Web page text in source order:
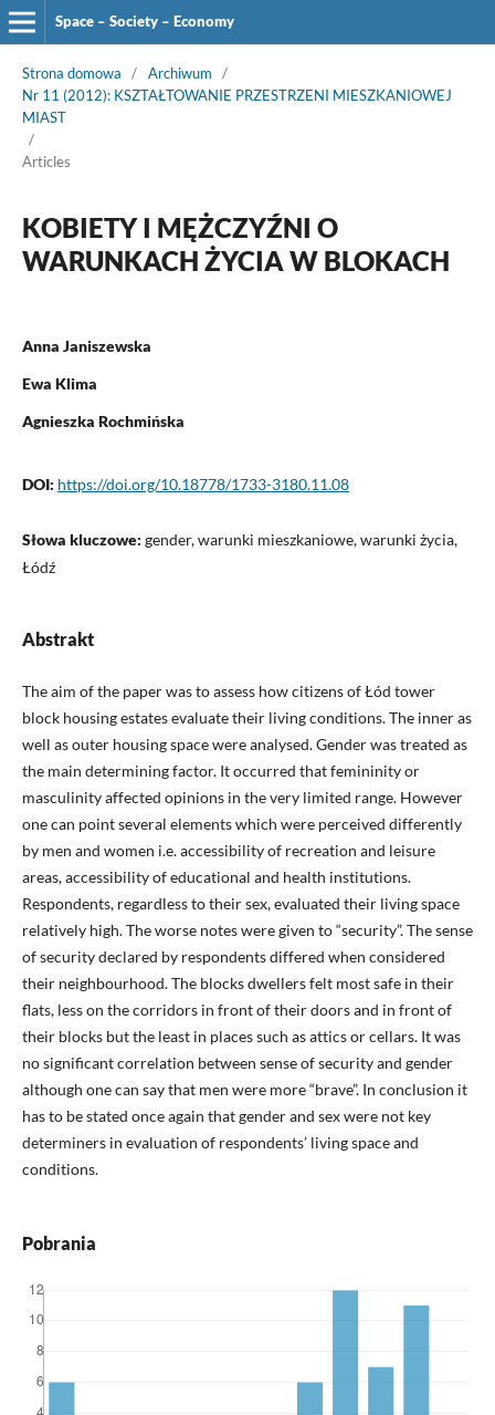
Space – Society – Economy
Strona domowa / Archiwum
/
Nr 11 (2012): KSZTAŁTOWANIE PRZESTRZENI MIESZKANIOWEJ
MIAST
/
Articles
KOBIETY I MĘŻCZYŹNI O
WARUNKACH ŻYCIA W BLOKACH
Anna Janiszewska
Ewa Klima
Agnieszka Rochmińska
DOI: https://doi.org/10.18778/1733-3180.11.08
Słowa kluczowe: gender, warunki mieszkaniowe, warunki życia,
Łódź
Abstrakt
The aim of the paper was to assess how citizens of Łód tower
block housing estates evaluate their living conditions. The inner as
well as outer housing space were analysed. Gender was treated as
the main determining factor. It occurred that femininity or
masculinity affected opinions in the very limited range. However
one can point several elements which were perceived differently
by men and women i.e. accessibility of recreation and leisure
areas, accessibility of educational and health institutions.
Respondents, regardless to their sex, evaluated their living space
relatively high. The worse notes were given to “security”. The sense
of security declared by respondents differed when considered
their neighbourhood. The blocks dwellers felt most safe in their
flats, less on the corridors in front of their doors and in front of
their blocks but the least in places such as attics or cellars. It was
no significant correlation between sense of security and gender
although one can say that men were more “brave”. In conclusion it
has to be stated once again that gender and sex were not key
determiners in evaluation of respondents’ living space and
conditions.
Pobrania